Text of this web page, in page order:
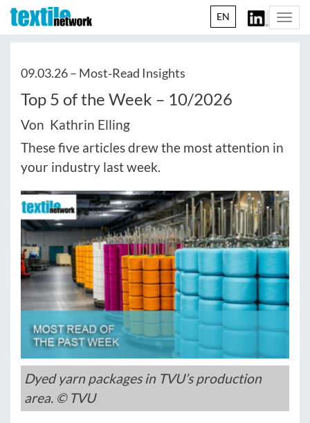
EN
09.03.26 – Most‑Read Insights
Top 5 of the Week – 10/2026
Von Kathrin Elling
These five articles drew the most attention in
your industry last week.
Dyed yarn packages in TVU’s production
area. © TVU